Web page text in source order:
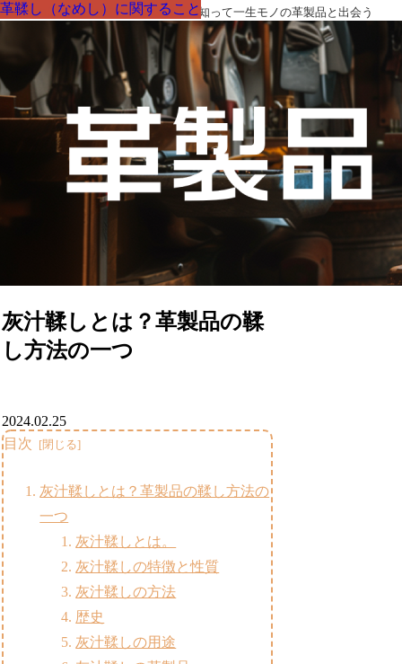
革製品の部品の呼び名・素材・技術を知って一生モノの革製品と出会う
灰汁鞣しとは？革製品の鞣
し方法の一つ
革鞣し（なめし）に関すること
2024.02.25
目次
灰汁鞣しとは？革製品の鞣し方法の
一つ
灰汁鞣しとは。
灰汁鞣しの特徴と性質
灰汁鞣しの方法
歴史
灰汁鞣しの用途
革鞣し（なめし）に関すること
革鞣し（なめし）に関すること
革鞣し（なめし）に関すること
革鞣し（なめし）に関すること
革鞣し（なめし）に関すること
革鞣し（なめし）に関すること